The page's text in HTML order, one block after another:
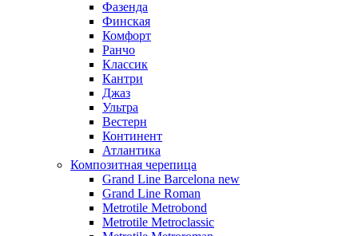
Фазенда
Финская
Комфорт
Ранчо
Классик
Кантри
Джаз
Ультра
Вестерн
Континент
Атлантика
Композитная черепица
Grand Line Barcelona new
Grand Line Roman
Metrotile Metrobond
Metrotile Metroclassic